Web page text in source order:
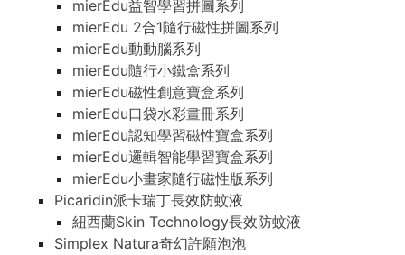
mierEdu益智學習拼圖系列
mierEdu 2合1隨行磁性拼圖系列
mierEdu動動腦系列
mierEdu隨行小鐵盒系列
mierEdu磁性創意寶盒系列
mierEdu口袋水彩畫冊系列
mierEdu認知學習磁性寶盒系列
mierEdu邏輯智能學習寶盒系列
mierEdu小畫家隨行磁性版系列
Picaridin派卡瑞丁長效防蚊液
紐西蘭Skin Technology長效防蚊液
Simplex Natura奇幻許願泡泡